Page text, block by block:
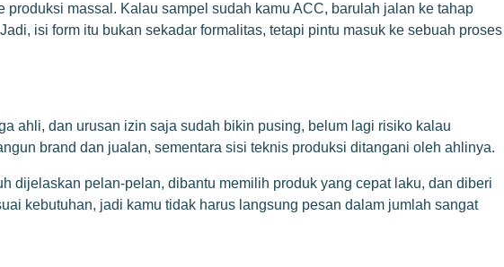
massal. Kalau sampel sudah kamu ACC, barulah jalan ke tahap
isi form itu bukan sekadar formalitas, tetapi pintu masuk ke sebuah proses
ahli, dan urusan izin saja sudah bikin pusing, belum lagi risiko kalau
brand dan jualan, sementara sisi teknis produksi ditangani oleh ahlinya.
dijelaskan pelan-pelan, dibantu memilih produk yang cepat laku, dan diberi
kebutuhan, jadi kamu tidak harus langsung pesan dalam jumlah sangat